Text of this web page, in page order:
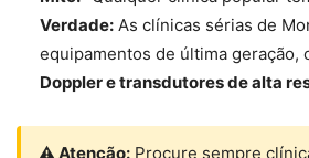
Verdade: As clínicas sérias de
equipamentos de última geração,
Doppler e transdutores de alta
⚠ Atenção: Procure sempre